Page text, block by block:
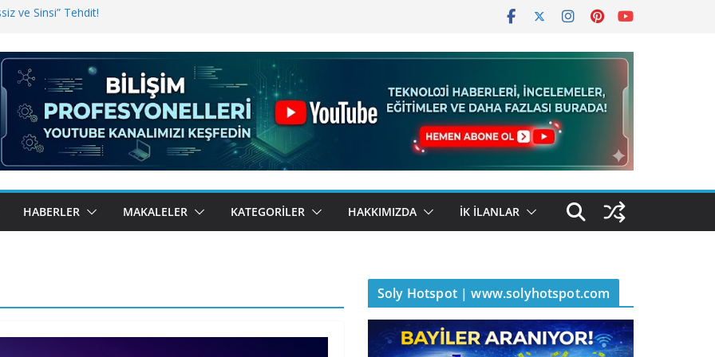
ve Sinsi” Tehdit!
Bugün BulutTahsilat’ta
Kemal Oral Tüm Sorularımızı
HABERLER MAKALELER KATEGORILER HAKKIMIZDA İK İLANLAR
Soly Hotspot | www.solyhotspot.com